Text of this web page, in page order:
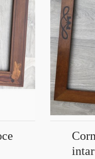
Cornice classica noce